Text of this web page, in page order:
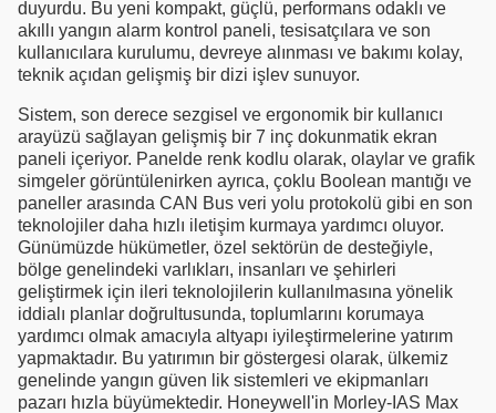
duyurdu. Bu yeni kompakt, güçlü, performans odaklı ve
akıllı yangın alarm kontrol paneli, tesisatçılara ve son
kullanıcılara kurulumu, devreye alınması ve bakımı kolay,
teknik açıdan gelişmiş bir dizi işlev sunuyor.
Sistem, son derece sezgisel ve ergonomik bir kullanıcı
arayüzü sağlayan gelişmiş bir 7 inç dokunmatik ekran
paneli içeriyor. Panelde renk kodlu olarak, olaylar ve grafik
simgeler görüntülenirken ayrıca, çoklu Boolean mantığı ve
paneller arasında CAN Bus veri yolu protokolü gibi en son
teknolojiler daha hızlı iletişim kurmaya yardımcı oluyor.
Günümüzde hükümetler, özel sektörün de desteğiyle,
bölge genelindeki varlıkları, insanları ve şehirleri
geliştirmek için ileri teknolojilerin kullanılmasına yönelik
iddialı planlar doğrultusunda, toplumlarını korumaya
yardımcı olmak amacıyla altyapı iyileştirmelerine yatırım
yapmaktadır. Bu yatırımın bir göstergesi olarak, ülkemiz
genelinde yangın güven lik sistemleri ve ekipmanları
pazarı hızla büyümektedir. Honeywell'in Morley-IAS Max